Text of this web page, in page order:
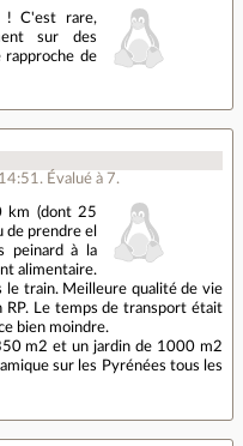
! C'est rare,
sur des
de
. Évalué à 7.
km (dont 25
de prendre el
peinard à la
alimentaire.
le train. Meilleure qualité de vie
RP. Le temps de transport était
bien moindre.
m2 et un jardin de 1000 m2
sur les Pyrénées tous les